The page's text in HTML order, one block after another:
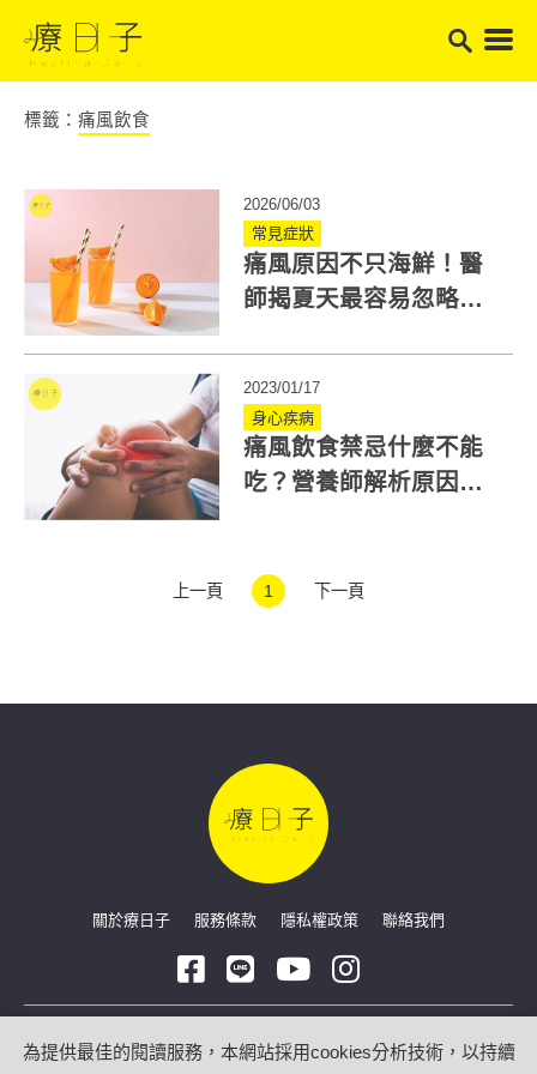
標籤： 痛風飲食
2026/06/03
常見症狀
痛風原因不只海鮮！醫
師揭夏天最容易忽略的
2023/01/17
身心疾病
痛風飲食禁忌什麼不能
吃？營養師解析原因與
上一頁 1 下一頁
關於療日子 服務條款 隱私權政策 聯絡我們
Copyright © 2026 療日子 HealingDaily
為提供最佳的閱讀服務，本網站採用cookies分析技術，以持續